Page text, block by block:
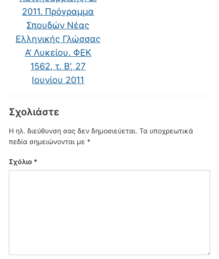
2011. Πρόγραμμα
Σπουδών Νέας
Ελληνικής Γλώσσας
Α’ Λυκείου. ΦΕΚ
1562, τ. Β’, 27
Ιουνίου 2011
Σχολιάστε
Η ηλ. διεύθυνση σας δεν δημοσιεύεται. Τα υποχρεωτικά
πεδία σημειώνονται με *
Σχόλιο *